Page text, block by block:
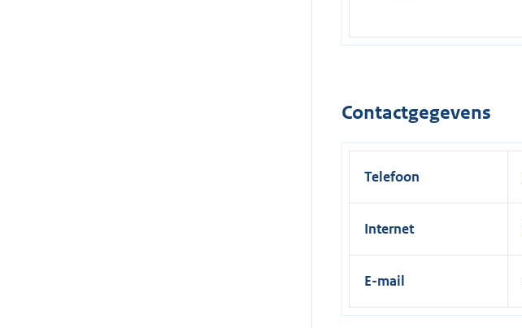
Contactgegevens
Telefoon
Internet
E-mail